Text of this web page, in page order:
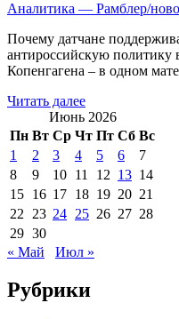
Аналитика — Рамблер/
Почему датчане
антироссийскую политику
Копенгагена – в одном
Читать далее
Июнь 2026
Пн Вт Ср Чт Пт Сб Вс
1
2 3 4 5 6
7
8
9 10 11 12 13 14
15 16 17 18 19 20 21
22
23 24 25 26 27 28
29 30
« Май
Июл »
Рубрики